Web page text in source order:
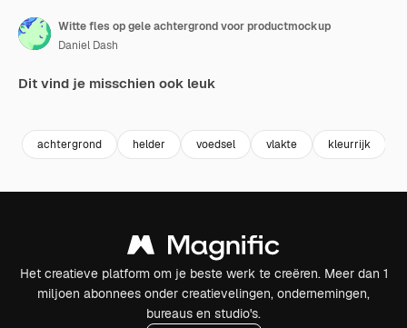
Witte fles op gele achtergrond voor productmockup
Daniel Dash
Dit vind je misschien ook leuk
achtergrond helder voedsel vlakte kleurrijk
Het creatieve platform om je beste werk te creëren. Meer dan 1
miljoen abonnees onder creatievelingen, ondernemingen,
bureaus en studio's.